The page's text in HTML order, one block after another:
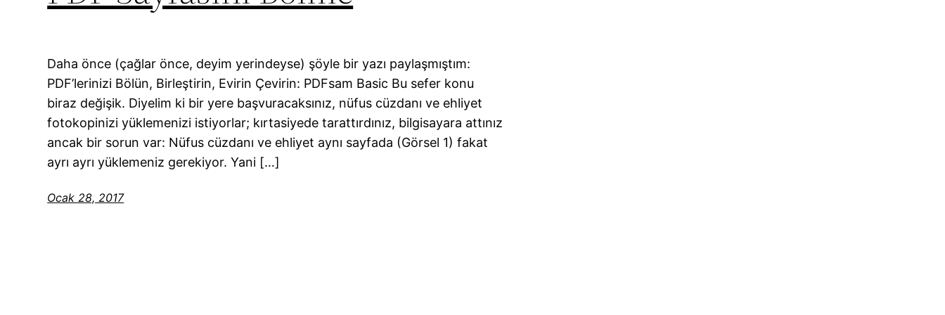
Daha önce (çağlar önce, deyim yerindeyse) şöyle bir yazı paylaşmıştım:
PDF’lerinizi Bölün, Birleştirin, Evirin Çevirin: PDFsam Basic Bu sefer konu
biraz değişik. Diyelim ki bir yere başvuracaksınız, nüfus cüzdanı ve ehliyet
fotokopinizi yüklemenizi istiyorlar; kırtasiyede tarattırdınız, bilgisayara attınız
ancak bir sorun var: Nüfus cüzdanı ve ehliyet aynı sayfada (Görsel 1) fakat
ayrı ayrı yüklemeniz gerekiyor. Yani […]
Ocak 28, 2017